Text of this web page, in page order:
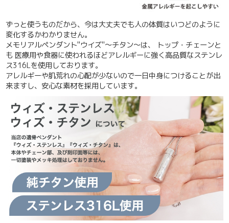
ずっと使うものだから、今は大丈夫でも人の体質はいつどのように
変化するかわかりません。
メモリアルペンダント"ウイズ"～チタン～は、 トップ・チェーンと
も 医療用や食器に使われるほどアレルギーに強く高品質なステンレ
ス316Lを使用しております。
アレルギーや肌荒れの心配が少ないので一日中身につけることが出
来ますし、安心な素材を採用しています。